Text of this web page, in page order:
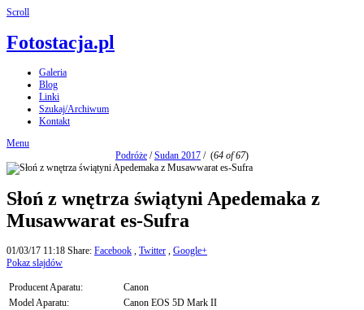
Scroll
Fotostacja.pl
Galeria
Blog
Linki
Szukaj/Archiwum
Kontakt
Menu
Podróże /Sudan 2017 / (64 of 67)
Słoń z wnętrza świątyni Apedemaka z
Musawwarat es-Sufra
01/03/17 11:18 Share: Facebook , Twitter , Google+
Pokaz slajdów
Producent Aparatu:
Canon
Model Aparatu:
Canon EOS 5D Mark II